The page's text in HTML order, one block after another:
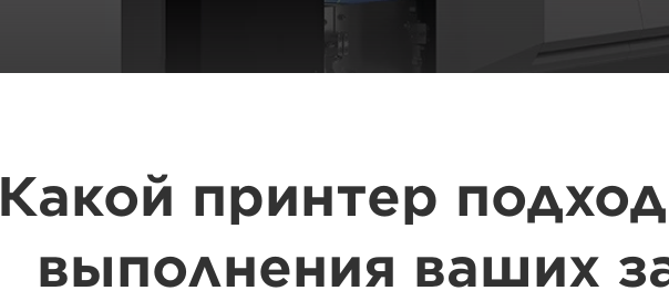
Какой принтер
выполнения ваших